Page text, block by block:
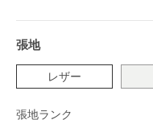
張地
レザー
張地ランク